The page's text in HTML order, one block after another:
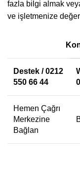
fazla bilgi almak
ve işletmenize
Destek / 0212
550 66 44
Hemen Çağrı
Merkezine
Bağlan